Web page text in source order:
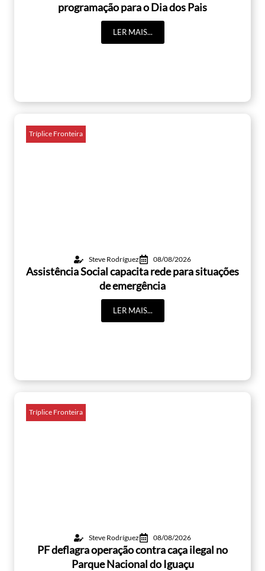
programação para o Dia dos Pais
LER MAIS...
Tríplice Fronteira
Steve Rodríguez 08/08/2026
Assistência Social capacita rede para situações
de emergência
LER MAIS...
Tríplice Fronteira
Steve Rodríguez 08/08/2026
PF deflagra operação contra caça ilegal no
Parque Nacional do Iguaçu